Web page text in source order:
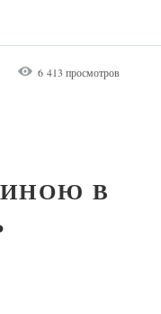
6 413 просмотров
В